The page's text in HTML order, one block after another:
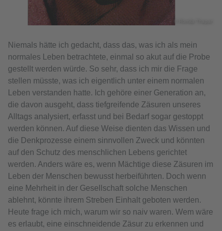
© Romila Thapar
Niemals hätte ich gedacht, dass das, was ich als mein
normales Leben betrachtete, einmal so akut auf die Probe
gestellt werden würde. So sehr, dass ich mir die Frage
stellen müsste, was ich eigentlich unter einem normalen
Leben verstanden hatte. Ich gehöre einer Generation an,
die davon ausgeht, dass tiefgreifende Zäsuren unseres
Alltags analysiert, erfasst und bei Bedarf sogar gestoppt
werden können. Auf diese Weise dienten das Wissen und
die Denkprozesse einem sinnvollen Zweck und könnten
auf den Schutz des menschlichen Lebens gerichtet
werden. Anders wäre es, wenn Mächtige diese Zäsuren im
Leben der Menschen bewusst herbeiführten. Doch wenn
eine Mehrheit in der Gesellschaft solche Menschen
ablehnt, könnte ihrem Streben Einhalt geboten werden.
Heute frage ich mich, warum wir so naiv waren. Wem wäre
es erlaubt, eine einschneidende Zäsur zu erkennen und